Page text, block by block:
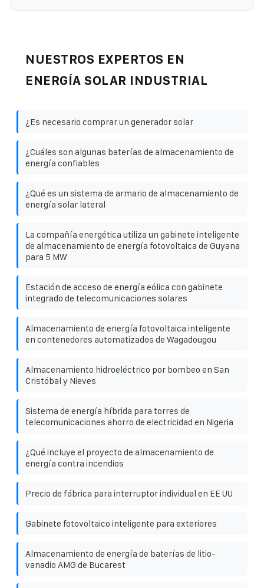
NUESTROS EXPERTOS EN
ENERGÍA SOLAR INDUSTRIAL
¿Es necesario comprar un generador solar
¿Cuáles son algunas baterías de almacenamiento de
energía confiables
¿Qué es un sistema de armario de almacenamiento de
energía solar lateral
La compañía energética utiliza un gabinete inteligente
de almacenamiento de energía fotovoltaica de Guyana
para 5 MW
Estación de acceso de energía eólica con gabinete
integrado de telecomunicaciones solares
Almacenamiento de energía fotovoltaica inteligente
en contenedores automatizados de Wagadougou
Almacenamiento hidroeléctrico por bombeo en San
Cristóbal y Nieves
Sistema de energía híbrida para torres de
telecomunicaciones ahorro de electricidad en Nigeria
¿Qué incluye el proyecto de almacenamiento de
energía contra incendios
Precio de fábrica para interruptor individual en EE UU
Gabinete fotovoltaico inteligente para exteriores
Almacenamiento de energía de baterías de litio-
vanadio AMG de Bucarest